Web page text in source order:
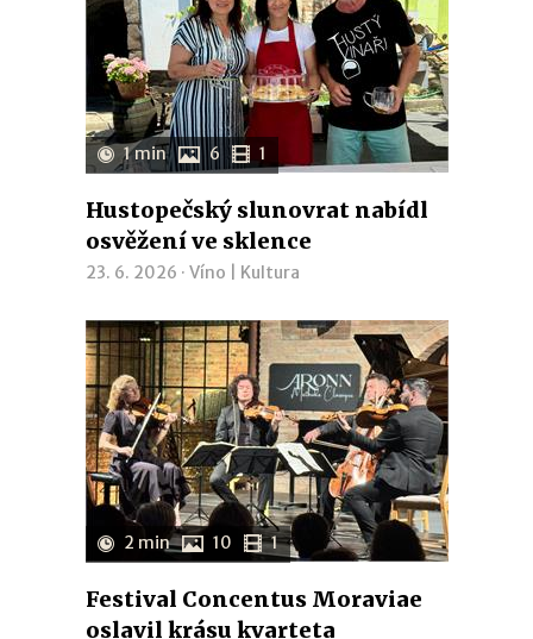
1 min 6 1
Hustopečský slunovrat nabídl
osvěžení ve sklence
23. 6. 2026 · Víno Kultura
2 min 10 1
Festival Concentus Moraviae
oslavil krásu kvarteta